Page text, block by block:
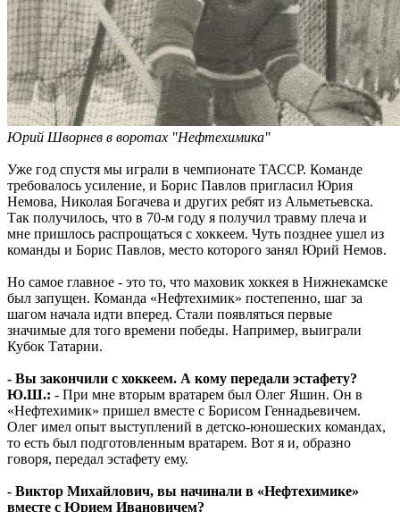
Юрий Шворнев в воротах "Нефтехимика"
Уже год спустя мы играли в чемпионате ТАССР. Команде
требовалось усиление, и Борис Павлов пригласил Юрия
Немова, Николая Богачева и других ребят из Альметьевска.
Так получилось, что в 70-м году я получил травму плеча и
мне пришлось распрощаться с хоккеем. Чуть позднее ушел из
команды и Борис Павлов, место которого занял Юрий Немов.
Но самое главное - это то, что маховик хоккея в Нижнекамске
был запущен. Команда «Нефтехимик» постепенно, шаг за
шагом начала идти вперед. Стали появляться первые
значимые для того времени победы. Например, выиграли
Кубок Татарии.
- Вы закончили с хоккеем. А кому передали эстафету?
Ю.Ш.: - При мне вторым вратарем был Олег Яшин. Он в
«Нефтехимик» пришел вместе с Борисом Геннадьевичем.
Олег имел опыт выступлений в детско-юношеских командах,
то есть был подготовленным вратарем. Вот я и, образно
говоря, передал эстафету ему.
- Виктор Михайлович, вы начинали в «Нефтехимике»
вместе с Юрием Ивановичем?